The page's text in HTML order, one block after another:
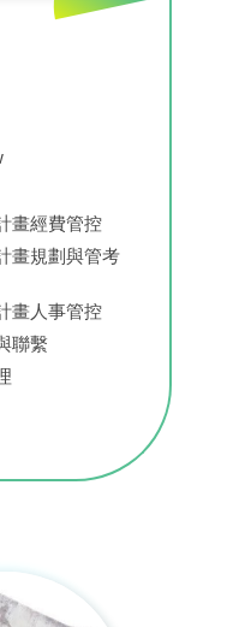
畫經費管控
畫規劃與管考
畫人事管控
聯繫